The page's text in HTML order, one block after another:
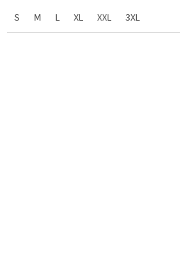
S M L XL XXL 3XL